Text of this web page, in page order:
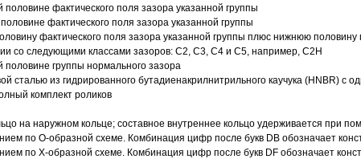
фактического поля зазора указанной группы
фактического поля зазора указанной группы
фактического поля зазора указанной группы плюс нижнюю
со следующими классами зазоров: С2, C3, С4 и С5, например, С2Н
половине группы нормального зазора
сталью из гидрированного бутадиенакрилнитрильного каучука (HNBR) с
комплект роликов
на наружном кольце; составное внутреннее кольцо удерживается при
по О-образной схеме. Комбинация цифр после букв DB обозначает
по Х-образной схеме. Комбинация цифр после букв DF обозначает